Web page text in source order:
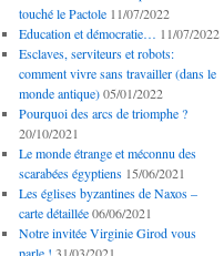
touché le Pactole 11/07/2022
Education et démocratie… 11/07/2022
Esclaves, serviteurs et robots:
comment vivre sans travailler (dans le
monde antique) 05/01/2022
Pourquoi des arcs de triomphe ?
20/10/2021
Le monde étrange et méconnu des
scarabées égyptiens 15/06/2021
Les églises byzantines de Naxos –
carte détaillée 06/06/2021
Notre invitée Virginie Girod vous